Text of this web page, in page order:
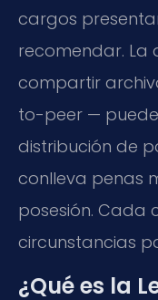
cargos
recomendar. La
compartir
to-peer —
distribución de
conlleva penas
posesión. Cada
circunstancias
¿Qué es la